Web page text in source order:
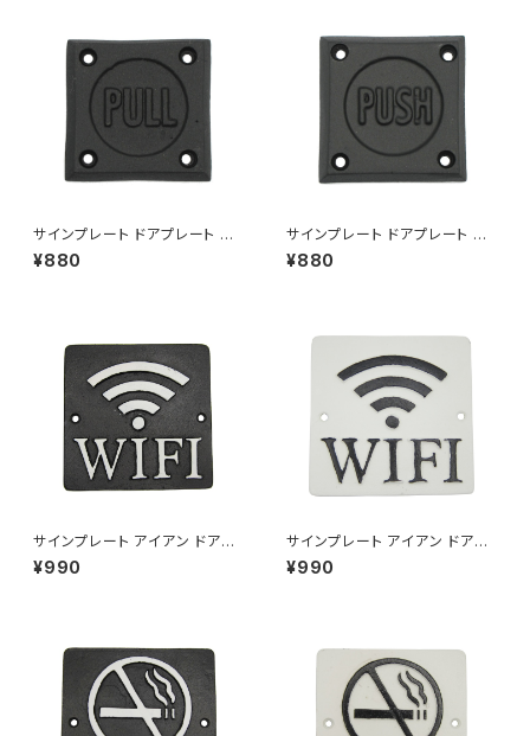
サインプレート ドアプレート 案
内 扉 押す PULL アルミニウム
ブラック
¥880
サインプレート ドアプレート 案
内 扉 押す PUSH アルミニウム
ブラック
¥880
サインプレート アイアン ドアプ
レート 案内 Wi-Fiスポット WIF
I ブラック
¥990
サインプレート アイアン ドアプ
レート 案内 Wi-Fiスポット WIF
I ホワイト
¥990